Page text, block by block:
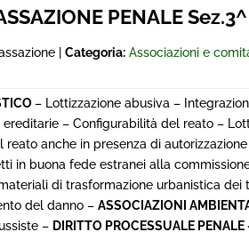
PENALE
| Categoria: Associazioni e
– Lottizzazione abusiva –
– Configurabilità del reato –
reato anche in presenza di
in buona fede estranei alla
di trasformazione urbanistica
del danno – ASSOCIAZIONI
– DIRITTO PROCESSUALE PENALE